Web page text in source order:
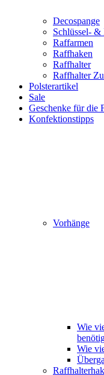
Decospange
Schlüssel- &
Raffarmen
Raffhaken
Raffhalter
Raffhalter
Polsterartikel
Sale
Geschenke für die
Konfektionstipps
Vorhänge
Wie
Wie